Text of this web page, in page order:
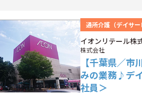
通所介護（デイサー
イオンリテール株
株式会社
【千葉県／
みの業務♪デ
社員＞